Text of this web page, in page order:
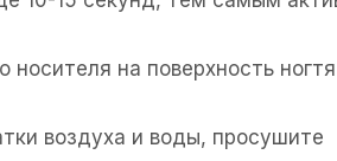
на поверхность
воздуха и воды, просушите